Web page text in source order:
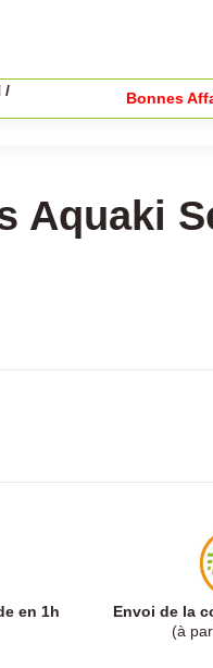
/
Bonnes
Aquaki
en 1h
Envoi de la
(à